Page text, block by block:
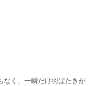
なく、一瞬だけ羽ばたきが